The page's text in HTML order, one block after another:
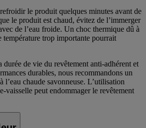
le produit quelques minutes avant de
le produit est chaud, évitez de l’immerger
de l’eau froide. Un choc thermique dû à
température trop importante pourrait
durée de vie du revêtement anti-adhérent et
durables, nous recommandons un
l’eau chaude savonneuse. L’utilisation
vaisselle peut endommager le revêtement